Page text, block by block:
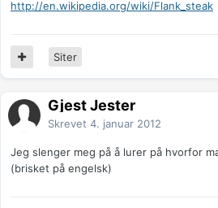
http://en.wikipedia.org/wiki/Flank_steak
Siter
Gjest Jester
Skrevet 4. januar 2012
Jeg slenger meg på å lurer på hvorfor
(brisket på engelsk)